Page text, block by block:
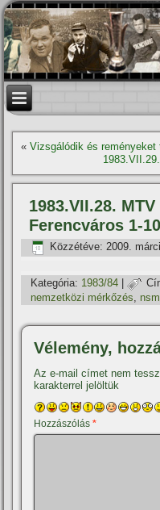
«Vizsgálódik és reményeket
1983.VII.28.
Ferencváros 1-
Közzétéve: 2009.
Kategória: 1983/84 |
nemzetközi mérkőzés,
Vélemény,
Az e-mail címet nem
karakterrel jelöltük
Hozzászólás*